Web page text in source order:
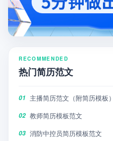
RECOMMENDED
热门简历范文
01 主播简历范文（附简历模板）
02 教师简历模板范文
03 消防中控员简历模板范文